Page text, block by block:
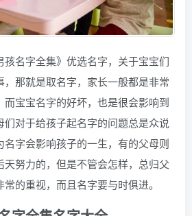
孩名字全集》优选名字，关于宝宝们
，那就是取名字，家长一般都是非常
宝宝名字的好坏，也是很会影响到
对于给孩子起名字的问题总是众说
字会影响孩子的一生，有的父母则
努力的，但是不管会怎样，总归父
的重视，而且名字要与时俱进。